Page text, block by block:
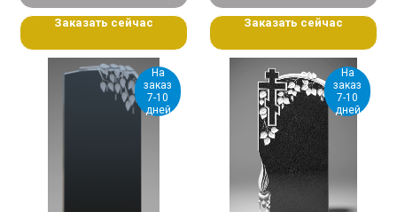
Заказать сейчас Заказать сейчас
На
заказ
7-10
дней
На
заказ
7-10
дней